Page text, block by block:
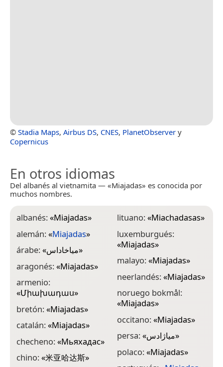
© Stadia Maps, Airbus DS, CNES, PlanetObserver y
Copernicus
En otros idiomas
Del albanés al vietnamita — «Miajadas» es conocida por
muchos nombres.
albanés:«Miajadas»
alemán:«Miajadas»
árabe:«مياخاداس»
aragonés:«Miajadas»
armenio:
«Միախադաս»
bretón:«Miajadas»
catalán:«Miajadas»
checheno:«Мьяхадас»
chino:«米亚哈达斯»
lituano:«Miachadasas»
luxemburgués:
«Miajadas»
malayo:«Miajadas»
neerlandés:«Miajadas»
noruego bokmål:
«Miajadas»
occitano:«Miajadas»
persa:«میاژادس»
polaco:«Miajadas»